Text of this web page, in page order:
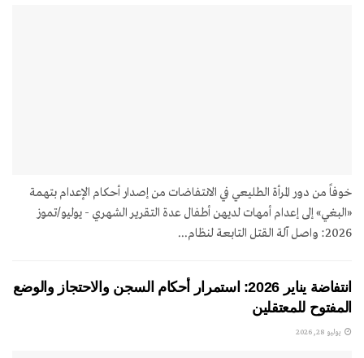
خوفاً من دور المرأة الطليعي في الانتفاضات من إصدار أحكام الإعدام بتهمة
«البغي» إلى إعدام أمهات لديهن أطفال عدة التقرير الشهري - يوليو/تموز
2026: واصل آلة القتل التابعة لنظام...
انتفاضة يناير 2026: استمرار أحكام السجن والاحتجاز والوضع
المفتوح للمعتقلين
يوليو 28, 2026